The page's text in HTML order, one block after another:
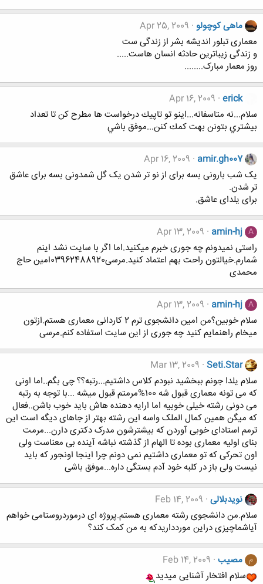
ماهی کوچولو Apr 25, 2009
معماری تبلور اندیشه بشر از زندگی ست
و زندگی زیباترین حادثه انسان هاست.....
روز معمار مبارک........
erick
Apr 16, 2009
سلام...نه متاسفانه...اينو تو تاپيك درخواست ها مطرح كن تا تعداد
بيشتري بتونن بهت كمك كنن...موفق باشي
amir.gh007
Apr 16, 2009
یک شب بارونی بسه برای از نو تر شدن یک گل شمدونی بسه برای عاشق
تر شدن.
برای یلدای عاشق.
A
amin-hj
Apr 13, 2009
راستی نمیدونم چه جوری خبرم میکنید.اما اگر با سایت نشد اینم
شمارم.خیالتون راحت بهم اعتماد کنید.مرسی03962488920امین حاج
محمدی
A
amin-hj
Apr 13, 2009
سلام خوبین؟من امین دانشجوی ترم 2 کاردانی معماری هستم.ازتون
میخام راهنمایم کنید چه جوری از این سایت استفاده کنم.مرسی
Seti.Star
Mar 13, 2009
سلام یلدا جونم ببخشید نبودم کلاس داشتیم...رتبه؟؟ چی بگم..اما اونی
که می تونه معماری قبول شه 100%مرمتم قبول میشه ...با توجه به رتبه
می دونی رشته خیلی خوبیه اما ارایه دهنده هاش باید خوب باشن..فعال
که میگن همین کمال الملک واسه این رشته بهتر از جاهای دیگه است این
ترمم استادای خوبی آوردن که بیشترشون مدرک دکتری دارن...مرمت
بنای اولیه معماری بوده تا الهام از گذشته نباشه آینده بی معناست ولی
اون تحرکی که تو معماری داشتیم نمی دونم چرا اینجا اونجور که باید
نیست ولی باز در کلبه خود آدم بستگی داره...موفق باشی
نویدبلالی Feb 14, 2009
سلام.من دانشجوی رشته معماری هستم.پروژه ای درموردروستامی خواهم
آیاشماچیزی دراین موردداریدکه به من کمک کند؟
م مصیب Feb 14, 2009
سلام افتخار آشنایی میدید